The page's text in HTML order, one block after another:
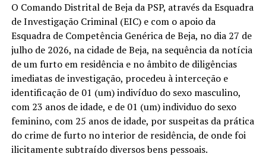
O Comando Distrital de Beja da PSP, através da Esquadra
de Investigação Criminal (EIC) e com o apoio da
Esquadra de Competência Genérica de Beja, no dia 27 de
julho de 2026, na cidade de Beja, na sequência da notícia
de um furto em residência e no âmbito de diligências
imediatas de investigação, procedeu à interceção e
identificação de 01 (um) indivíduo do sexo masculino,
com 23 anos de idade, e de 01 (um) individuo do sexo
feminino, com 25 anos de idade, por suspeitas da prática
do crime de furto no interior de residência, de onde foi
ilicitamente subtraído diversos bens pessoais.